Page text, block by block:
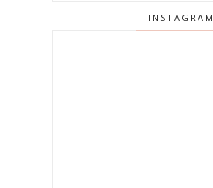
INSTAGRAM